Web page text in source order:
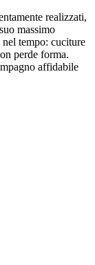
realizzati,
massimo
tempo: cuciture
perde forma.
affidabile